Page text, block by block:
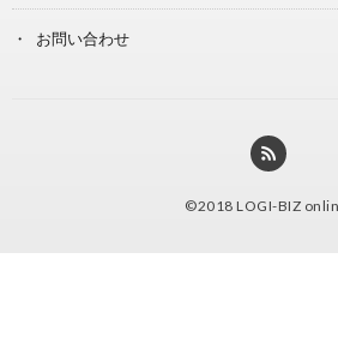
お問い合わせ
©2018 LOGI-BIZ